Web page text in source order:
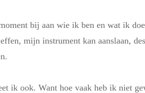
bij aan wie ik ben en wat ik
mijn instrument kan aanslaan,
ik ook. Want hoe vaak heb ik niet